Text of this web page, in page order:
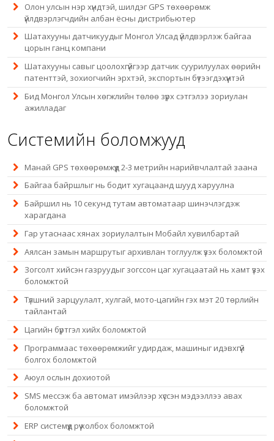
Олон улсын нэр хүндтэй, шилдэг GPS төхөөрөмж
үйлдвэрлэгчдийн албан ёсны дистрибьютер
Шатахууны датчикуудыг Монгол Улсад үйлдвэрлэж байгаа
цорын ганц компани
Шатахууны савыг цоолохгүйгээр датчик суурилуулах өөрийн
патенттэй, зохиогчийн эрхтэй, экспортын бүтээгдэхүүнтэй
Бид Монгол Улсын хөгжлийн төлөө зүрх сэтгэлээ зориулан
ажилладаг
Системийн боломжууд
Манай GPS төхөөрөмжүүд 2-3 метрийн нарийвчлалтай заана
Байгаа байршлыг нь бодит хугацаанд шууд харуулна
Байршил нь 10 секунд тутам автоматаар шинэчлэгдэж
харагдана
Гар утаснаас хянах зориулалтын Мобайл хувилбартай
Аялсан замын маршрутыг архивлан тоглуулж үзэх боломжтой
Зогсолт хийсэн газруудыг зогссон цаг хугацаатай нь хамт үзэх
боломжтой
Түлшний зарцуулалт, хулгай, мото-цагийн гэх мэт 20 төрлийн
тайлантай
Цагийн бүртгэл хийх боломжтой
Программаас төхөөрөмжийг удирдаж, машиныг идэвхгүй
болгох боломжтой
Аюул ослын дохиотой
SMS мессэж ба автомат имэйлээр хүссэн мэдээллээ авах
боломжтой
ERP системүүд рүү холбох боломжтой